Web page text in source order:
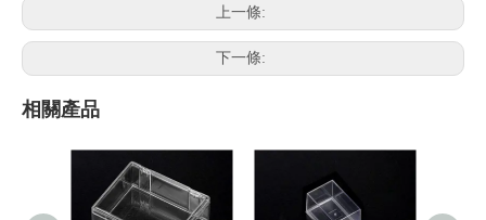
上一條:
下一條:
相關產品